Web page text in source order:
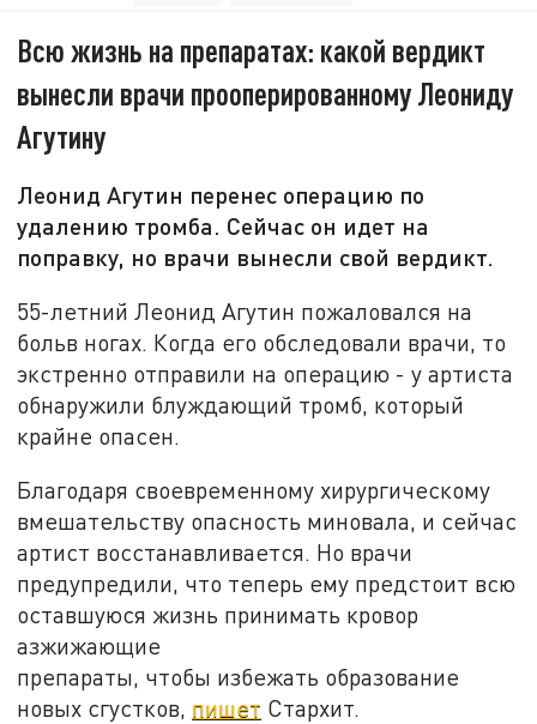
Всю жизнь на препаратах: какой вердикт
вынесли врачи прооперированному Леониду
Агутину
Леонид Агутин перенес операцию по
удалению тромба. Сейчас он идет на
поправку, но врачи вынесли свой вердикт.
55-летний Леонид Агутин пожаловался на
больв ногах. Когда его обследовали врачи, то
экстренно отправили на операцию - у артиста
обнаружили блуждающий тромб, который
крайне опасен.
Благодаря своевременному хирургическому
вмешательству опасность миновала, и сейчас
артист восстанавливается. Но врачи
предупредили, что теперь ему предстоит всю
оставшуюся жизнь принимать кровор
азжижающие
препараты, чтобы избежать образование
новых сгустков, пишет Стархит.